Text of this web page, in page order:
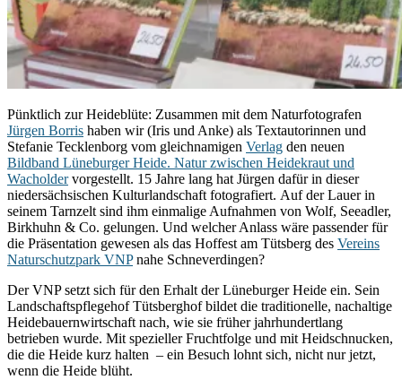
Pünktlich zur Heideblüte: Zusammen mit dem Naturfotografen
Jürgen Borris haben wir (Iris und Anke) als Textautorinnen und
Stefanie Tecklenborg vom gleichnamigen Verlag den neuen
Bildband Lüneburger Heide. Natur zwischen Heidekraut und
Wacholdervorgestellt. 15 Jahre lang hat Jürgen dafür in dieser
niedersächsischen Kulturlandschaft fotografiert. Auf der Lauer in
seinem Tarnzelt sind ihm einmalige Aufnahmen von Wolf, Seeadler,
Birkhuhn & Co. gelungen. Und welcher Anlass wäre passender für
die Präsentation gewesen als das Hoffest am Tütsberg des Vereins
Naturschutzpark VNPnahe Schneverdingen?
Der VNP setzt sich für den Erhalt der Lüneburger Heide ein. Sein
Landschaftspflegehof Tütsberghof bildet die traditionelle, nachaltige
Heidebauernwirtschaft nach, wie sie früher jahrhundertlang
betrieben wurde. Mit spezieller Fruchtfolge und mit Heidschnucken,
die die Heide kurz halten – ein Besuch lohnt sich, nicht nur jetzt,
wenn die Heide blüht.